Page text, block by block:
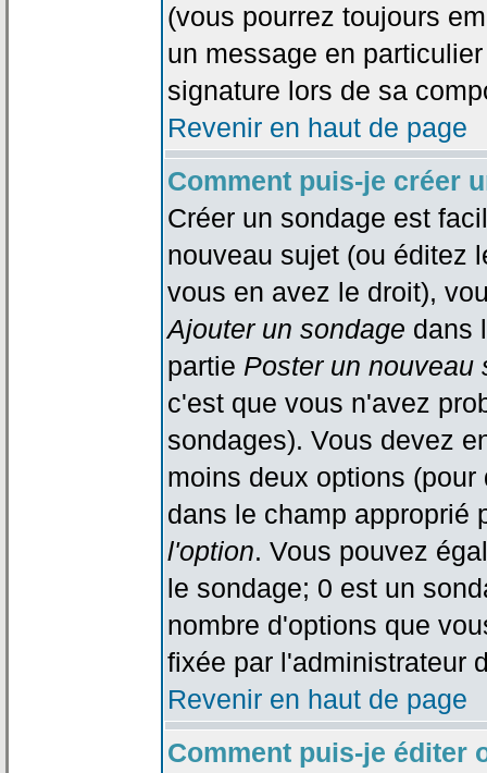
(vous pourrez toujours
un message en
signature lors de sa
Revenir en haut de page
Comment puis-je créer
Créer un sondage est
nouveau sujet (ou éditez
vous en avez le droit),
Ajouter un sondage dans
partie Poster un nouveau
c'est que vous n'avez
sondages). Vous devez
moins deux options
dans le champ
l'option. Vous pouvez
le sondage; 0 est un
nombre d'options que
fixée par l'administrateur
Revenir en haut de page
Comment puis-je éditer